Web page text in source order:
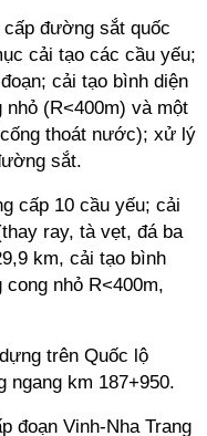
đường sắt quốc
cải tạo các cầu yếu;
cải tạo bình diện
(R<400m) và một
thoát nước); xử lý
sắt.
cấp 10 cầu yếu; cải
ray, tà vẹt, đá ba
km, cải tạo bình
nhỏ R<400m,
trên Quốc lộ
km 187+950.
đoạn Vinh-Nha Trang